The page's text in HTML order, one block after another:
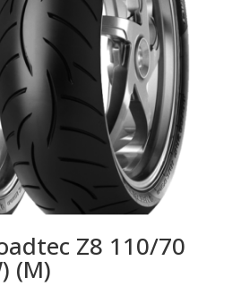
Z8 110/70
(M)